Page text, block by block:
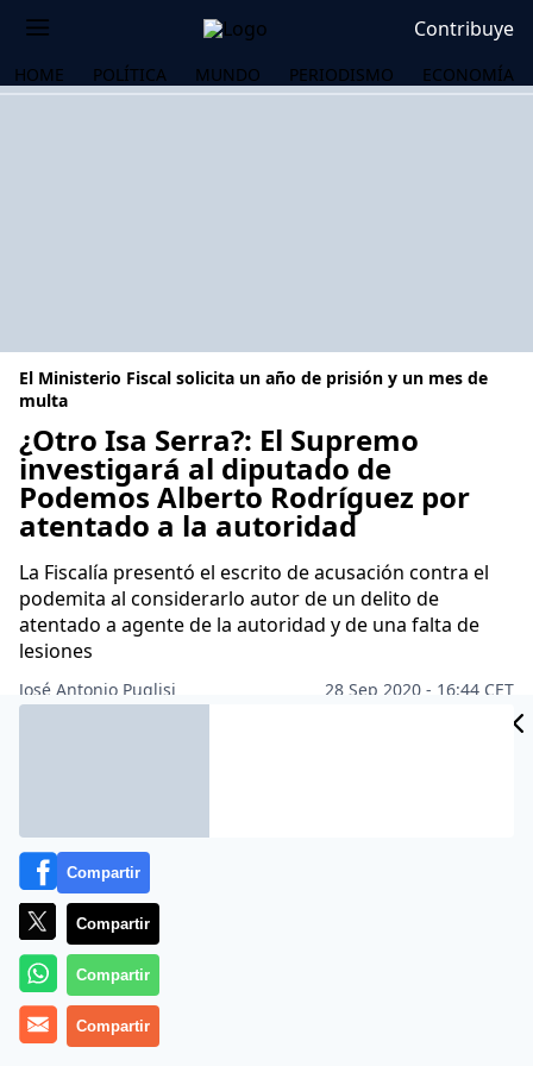
Contribuye
HOME POLÍTICA MUNDO PERIODISMO ECONOMÍA
El Ministerio Fiscal solicita un año de prisión y un mes de
multa
¿Otro Isa Serra?: El Supremo
investigará al diputado de
Podemos Alberto Rodríguez por
atentado a la autoridad
La Fiscalía presentó el escrito de acusación contra el
podemita al considerarlo autor de un delito de
atentado a agente de la autoridad y de una falta de
lesiones
José Antonio Puglisi
28 Sep 2020 - 16:44 CET
PARTIDOS
Compartir
Compartir
Compartir
Compartir